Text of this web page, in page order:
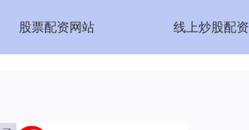
股票配资网站 线上炒股配资